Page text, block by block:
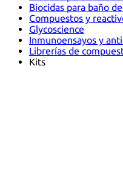
Biocidas para baño
Compuestos y
Glycoscience
Inmunoensayos y
Librerías de
Kits